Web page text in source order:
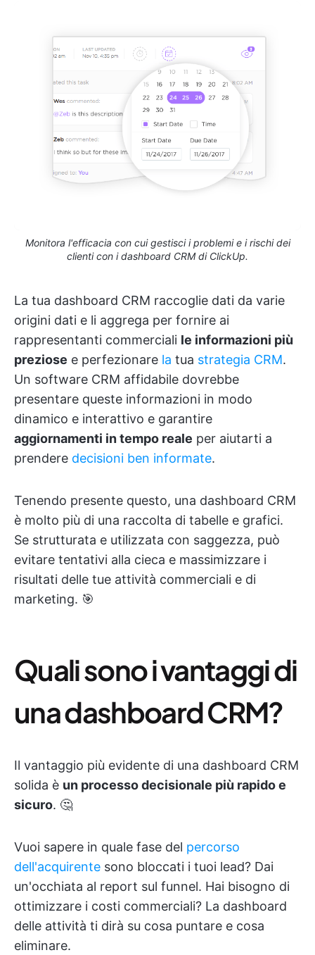
Monitora l'efficacia con cui gestisci i problemi e i rischi dei
clienti con i dashboard CRM di ClickUp.
La tua dashboard CRM raccoglie dati da varie
origini dati e li aggrega per fornire ai
rappresentanti commerciali le informazioni più
preziose e perfezionare la tua strategia CRM.
Un software CRM affidabile dovrebbe
presentare queste informazioni in modo
dinamico e interattivo e garantire
aggiornamenti in tempo reale per aiutarti a
prendere decisioni ben informate.
Tenendo presente questo, una dashboard CRM
è molto più di una raccolta di tabelle e grafici.
Se strutturata e utilizzata con saggezza, può
evitare tentativi alla cieca e massimizzare i
risultati delle tue attività commerciali e di
marketing. 🎯
Quali sono i vantaggi di
una dashboard CRM?
Il vantaggio più evidente di una dashboard CRM
solida è un processo decisionale più rapido e
sicuro. 🤔
Vuoi sapere in quale fase del percorso
dell'acquirente sono bloccati i tuoi lead? Dai
un'occhiata al report sul funnel. Hai bisogno di
ottimizzare i costi commerciali? La dashboard
delle attività ti dirà su cosa puntare e cosa
eliminare.